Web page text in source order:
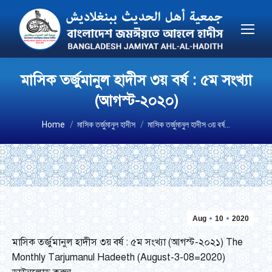
মাসিক তর্জুমানুল হাদীস ৩য় বর্ষ : ৫ম সংখ্যা
(আগস্ট-২০২০)
You are here:
Home মাসিক তর্জুমানুল হাদীস মাসিক তর্জুমানুল হাদীস ৩য় বর্ষ…
Aug 10 2020
মাসিক তর্জুমানুল হাদীস ৩য় বর্ষ : ৫ম সংখ্যা (আগস্ট-২০২১) The
Monthly Tarjumanul Hadeeth (August-3-08=2020)